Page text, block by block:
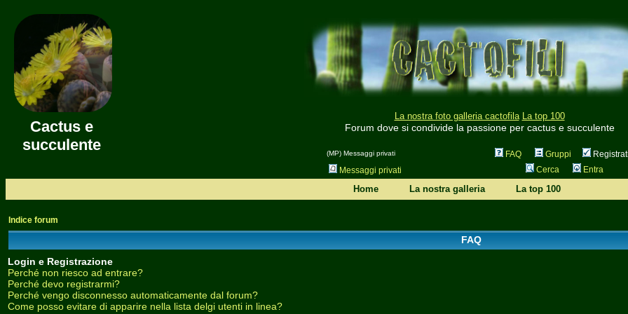
Cactus e
succulente
La nostra foto galleria cactofila La top 100
Forum dove si condivide la passione per cactus e succulente
(MP) Messaggi privati FAQ Gruppi
Messaggi privati
Cerca Entra
Home La nostra galleria La top 100
Indice forum
FAQ
Login e Registrazione
Perché non riesco ad entrare?
Perché devo registrarmi?
Perché vengo disconnesso automaticamente dal forum?
Come posso evitare di apparire nella lista delgi utenti in linea?